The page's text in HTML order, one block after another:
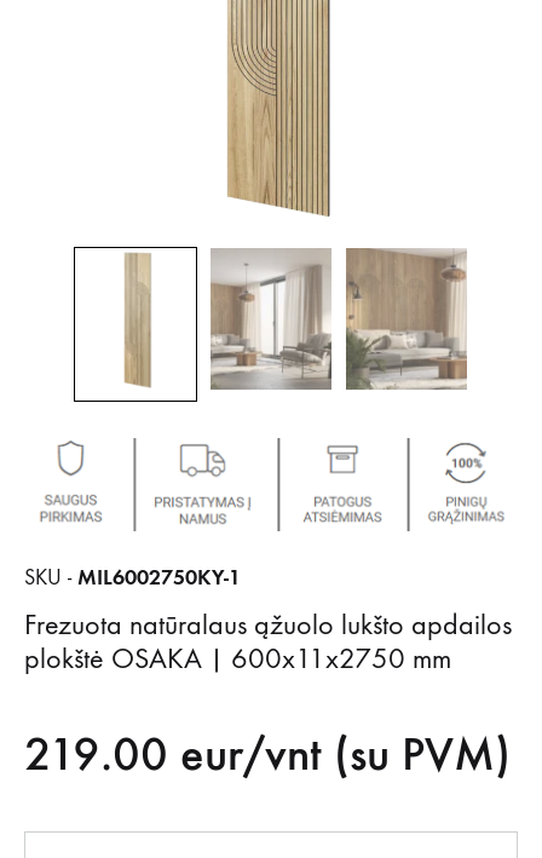
SKU -MIL6002750KY-1
Frezuota natūralaus ąžuolo lukšto apdailos
plokštė OSAKA | 600x11x2750 mm
219.00 eur/vnt (su PVM)